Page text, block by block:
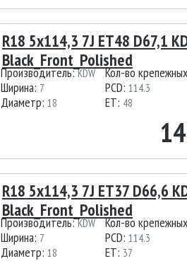
R18 5x114,3 7J ET48 D67,1
Black_Front_Polished
Производитель:KDW
Ширина: 7
Диаметр: 18
Кол-во
PCD: 114.3
ET: 48
R18 5x114,3 7J ET37 D66,6
Black_Front_Polished
Производитель:KDW
Ширина: 7
Диаметр: 18
Кол-во
PCD: 114.3
ET: 37